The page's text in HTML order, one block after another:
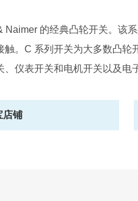
Naimer 的经典凸轮开关。
触。C 系列开关为大多数凸
、仪表开关和电机开关以及电
店铺